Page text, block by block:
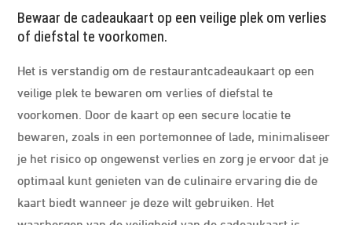
Bewaar de cadeaukaart op een veilige plek om verlies
of diefstal te voorkomen.
Het is verstandig om de restaurantcadeaukaart op een
veilige plek te bewaren om verlies of diefstal te
voorkomen. Door de kaart op een secure locatie te
bewaren, zoals in een portemonnee of lade, minimaliseer
je het risico op ongewenst verlies en zorg je ervoor dat je
optimaal kunt genieten van de culinaire ervaring die de
kaart biedt wanneer je deze wilt gebruiken. Het